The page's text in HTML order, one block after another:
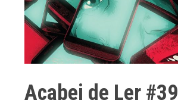
Acabei de Ler #39